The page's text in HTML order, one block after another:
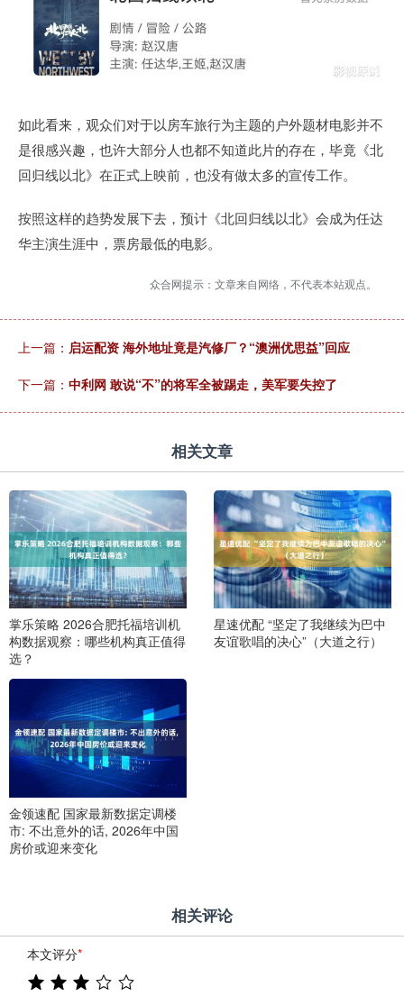
如此看来，观众们对于以房车旅行为主题的户外题材电影并不
是很感兴趣，也许大部分人也都不知道此片的存在，毕竟《北
回归线以北》在正式上映前，也没有做太多的宣传工作。
按照这样的趋势发展下去，预计《北回归线以北》会成为任达
华主演生涯中，票房最低的电影。
众合网提示：文章来自网络，不代表本站观点。
上一篇： 启运配资 海外地址竟是汽修厂？“澳洲优思益”回应
下一篇： 中利网 敢说“不”的将军全被踢走，美军要失控了
相关文章
掌乐策略 2026合肥托福培训机
构数据观察：哪些机构真正值得
选？
星速优配 “坚定了我继续为巴中
友谊歌唱的决心”（大道之行）
金领速配 国家最新数据定调楼
市: 不出意外的话, 2026年中国
房价或迎来变化
相关评论
本文评分*